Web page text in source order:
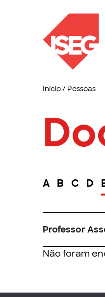
Início/ Pessoas
A B C D
Professor
Não foram